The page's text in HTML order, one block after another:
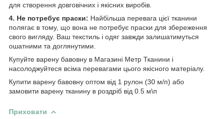
для створення довговічних і якісних виробів.
4. Не потребує праски: Найбільша перевага цієї тканини
полягає в тому, що вона не потребує праски для збереження
свого вигляду. Ваш текстиль і одяг завжди залишатимуться
ошатними та доглянутими.
Купуйте варену бавовну в Магазині Метр Тканини і
насолоджуйтеся всіма перевагами цього якісного матеріалу.
Купити варену бавовну оптом від 1 рулон (30 м/п) або
замовити варену тканину в роздріб від 0.5 м\п
Приховати